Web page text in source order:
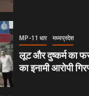
MP-11 धार मध्यप्रदेश
लूट और दुष्कर्म का
का इनामी आरोपी